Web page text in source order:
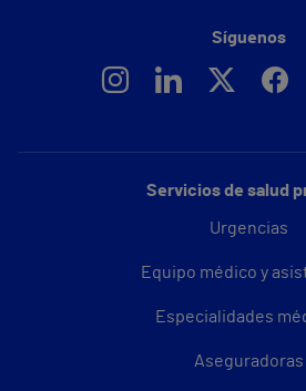
Servicios de salud
Urgencias
Equipo médico y
Especialidades
Aseguradoras
Síguenos